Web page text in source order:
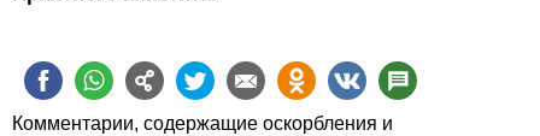
Комментарии, содержащие оскорбления и